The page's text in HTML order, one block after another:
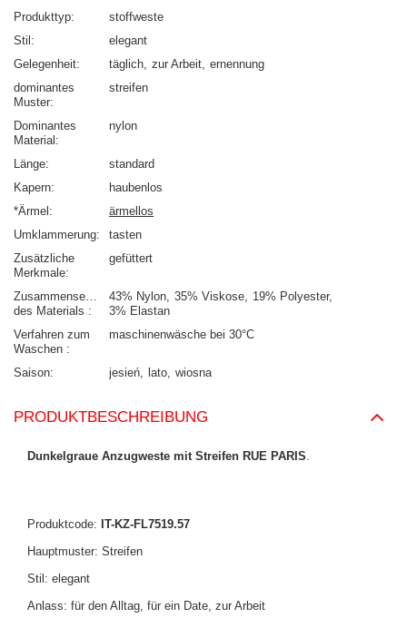
Produkttyp
stoffweste
Stil
elegant
Gelegenheit
täglich zur Arbeit ernennung
dominantes
Muster
streifen
Dominantes
Material
nylon
Länge
standard
Kapern
haubenlos
*Ärmel
ärmellos
Umklammerung
tasten
Zusätzliche
Merkmale
gefüttert
Zusammensetzung
des Materials
43% Nylon 35% Viskose
19% Polyester
3% Elastan
Verfahren zum
Waschen
maschinenwäsche bei 30°C
Saison jesień lato wiosna
PRODUKTBESCHREIBUNG
Dunkelgraue Anzugweste mit Streifen RUE PARIS
Produktcode: IT-KZ-FL7519.57
Hauptmuster: Streifen
Stil: elegant
Anlass: für den Alltag, für ein Date, zur Arbeit